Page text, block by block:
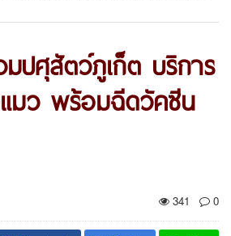
มปศุสัตว์ภูเก็ต บริการ
มว พร้อมฉีดวัคซีน
341
0